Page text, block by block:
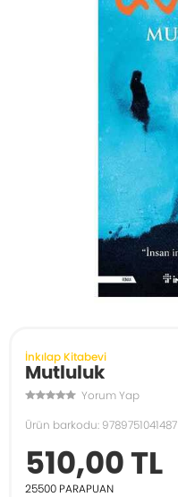
İnkılap Kitabevi
Mutluluk
Yorum Yap
Ürün barkodu: 9789751041487
510,00 TL
25500 PARAPUAN